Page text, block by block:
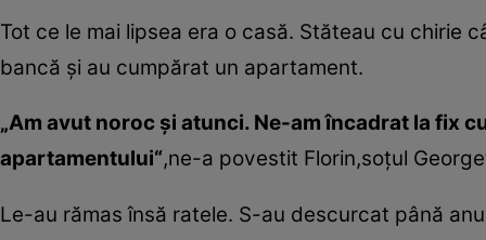
Tot ce le mai lipsea era o casă. Stăteau cu chirie
bancă şi au cumpărat un apartament.
„Am avut noroc şi atunci. Ne-am încadrat la fix
apartamentului“,ne-a povestit Florin,soţul
Le-au rămas însă ratele. ­S-au descurcat până